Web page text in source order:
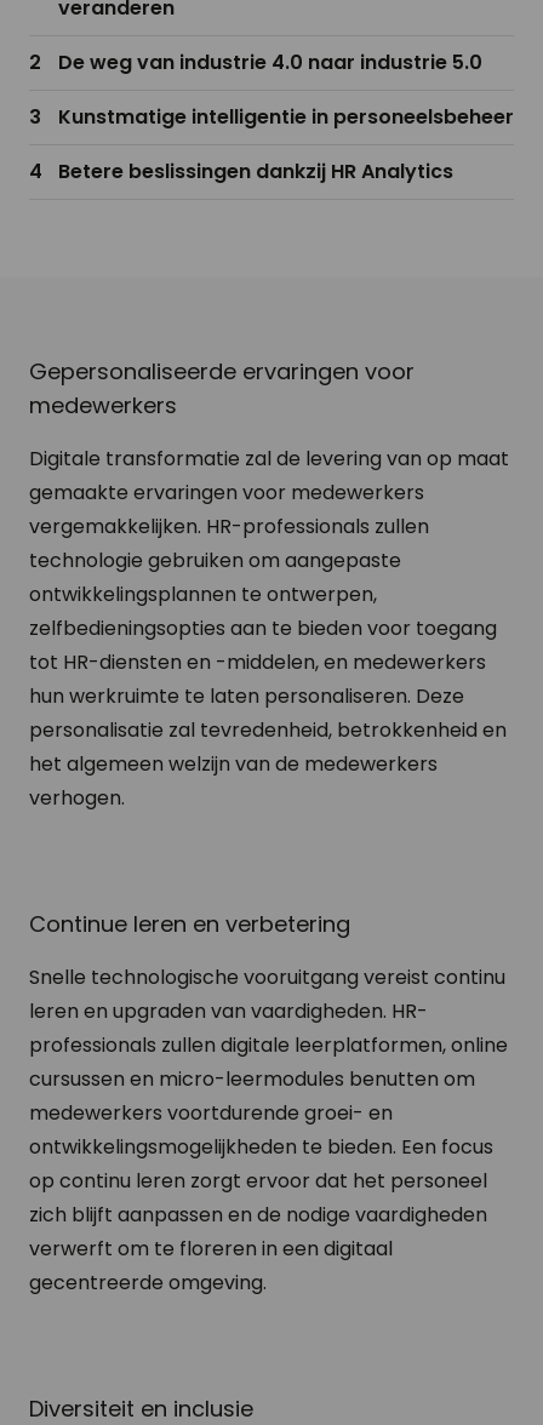
veranderen
De weg van industrie 4.0 naar industrie 5.0
Kunstmatige intelligentie in personeelsbeheer
Betere beslissingen dankzij HR Analytics
Gepersonaliseerde ervaringen voor
medewerkers
Digitale transformatie zal de levering van op maat
gemaakte ervaringen voor medewerkers
vergemakkelijken. HR-professionals zullen
technologie gebruiken om aangepaste
ontwikkelingsplannen te ontwerpen,
zelfbedieningsopties aan te bieden voor toegang
tot HR-diensten en -middelen, en medewerkers
hun werkruimte te laten personaliseren. Deze
personalisatie zal tevredenheid, betrokkenheid en
het algemeen welzijn van de medewerkers
verhogen.
Continue leren en verbetering
Snelle technologische vooruitgang vereist continu
leren en upgraden van vaardigheden. HR-
professionals zullen digitale leerplatformen, online
cursussen en micro-leermodules benutten om
medewerkers voortdurende groei- en
ontwikkelingsmogelijkheden te bieden. Een focus
op continu leren zorgt ervoor dat het personeel
zich blijft aanpassen en de nodige vaardigheden
verwerft om te floreren in een digitaal
gecentreerde omgeving.
Diversiteit en inclusie